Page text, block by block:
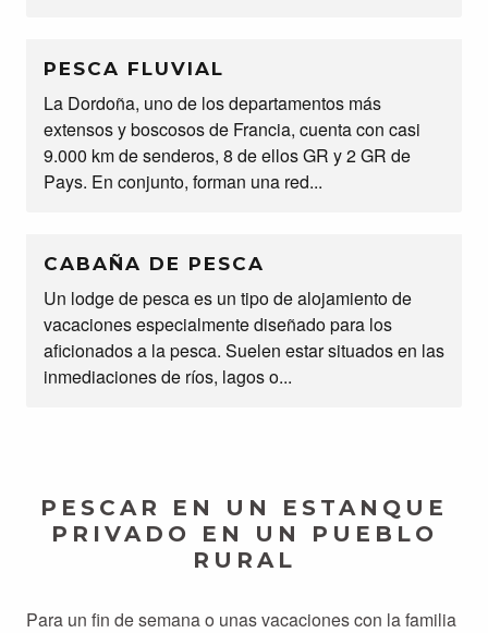
PESCA FLUVIAL
La Dordoña, uno de los departamentos más
extensos y boscosos de Francia, cuenta con casi
9.000 km de senderos, 8 de ellos GR y 2 GR de
Pays. En conjunto, forman una red...
CABAÑA DE PESCA
Un lodge de pesca es un tipo de alojamiento de
vacaciones especialmente diseñado para los
aficionados a la pesca. Suelen estar situados en las
inmediaciones de ríos, lagos o...
PESCAR EN UN ESTANQUE
PRIVADO EN UN PUEBLO
RURAL
Para un fin de semana o unas vacaciones con la familia